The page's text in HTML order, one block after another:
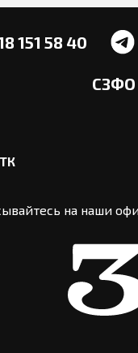
на наши
151 58 40
СЗФО